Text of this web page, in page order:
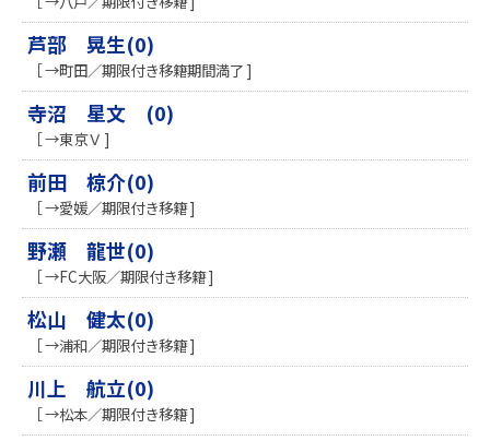
芦部 晃生(0)
［ →町田／期限付き移籍期間満了 ]
寺沼 星文 (0)
［ →東京Ｖ ]
前田 椋介(0)
［ →愛媛／期限付き移籍 ]
野瀬 龍世(0)
［ →FC大阪／期限付き移籍 ]
松山 健太(0)
［ →浦和／期限付き移籍 ]
川上 航立(0)
［ →松本／期限付き移籍 ]